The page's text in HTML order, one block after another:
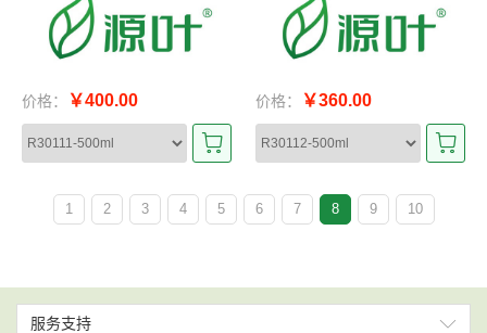
价格： ￥400.00 价格： ￥360.00
1 2 3 4 5 6 7 8 9 10
服务支持